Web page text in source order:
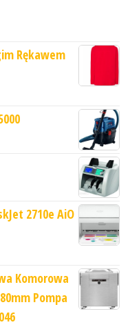
Rękawem
2710e AiO
Komorowa
Pompa